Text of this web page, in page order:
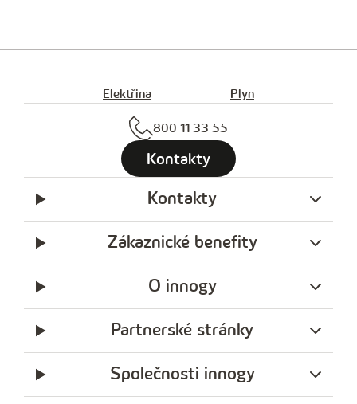
Elektřina Plyn
800 11 33 55
Kontakty
Kontakty
Zákaznické benefity
O innogy
Partnerské stránky
Společnosti innogy